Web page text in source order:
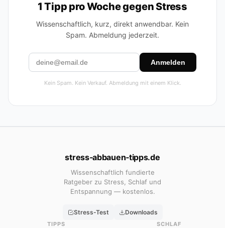
1 Tipp pro Woche gegen Stress
Wissenschaftlich, kurz, direkt anwendbar. Kein
Spam. Abmeldung jederzeit.
Anmelden
Kein Spam. Kein Verkauf. Abmeldung mit einem Klick.
stress‑abbauen‑tipps.de
Wissenschaftlich fundierte
Ratgeber zu Stress, Schlaf und
Entspannung — kostenlos.
Stress-Test Downloads
TIPPS SCHLAF